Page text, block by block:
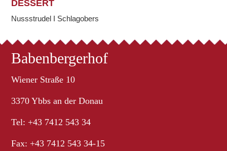
DESSERT
Nussstrudel I Schlagobers
Babenbergerhof
Wiener Straße 10
3370 Ybbs an der Donau
Tel: +43 7412 543 34
Fax: +43 7412 543 34-15